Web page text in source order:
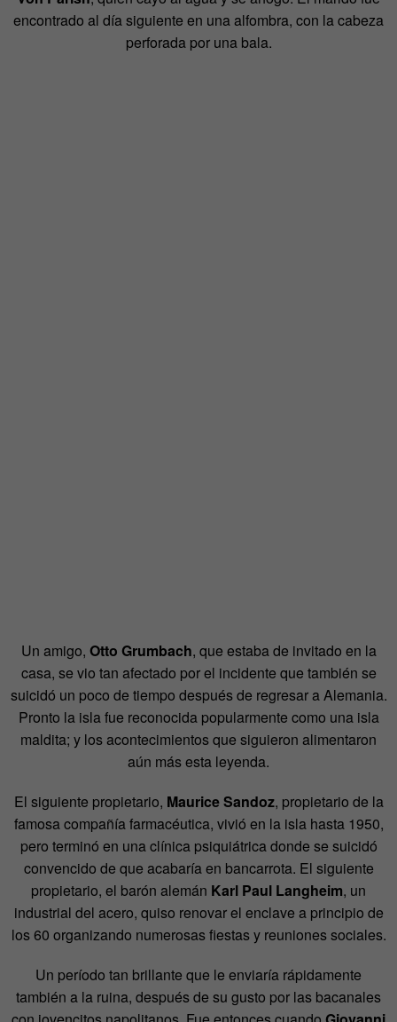
encontrado al día siguiente en una alfombra, con la cabeza
perforada por una bala.
Un amigo, Otto Grumbach, que estaba de invitado en la
casa, se vio tan afectado por el incidente que también se
suicidó un poco de tiempo después de regresar a Alemania.
Pronto la isla fue reconocida popularmente como una isla
maldita; y los acontecimientos que siguieron alimentaron
aún más esta leyenda.
El siguiente propietario, Maurice Sandoz, propietario de la
famosa compañía farmacéutica, vivió en la isla hasta 1950,
pero terminó en una clínica psiquiátrica donde se suicidó
convencido de que acabaría en bancarrota. El siguiente
propietario, el barón alemán Karl Paul Langheim, un
industrial del acero, quiso renovar el enclave a principio de
los 60 organizando numerosas fiestas y reuniones sociales.
Un período tan brillante que le enviaría rápidamente
también a la ruina, después de su gusto por las bacanales